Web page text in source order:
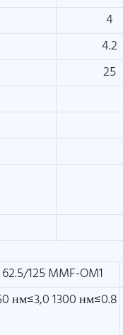
4
4.2
25
62.5/125 MMF-OM1
нм≤3,0 1300 нм≤0.8